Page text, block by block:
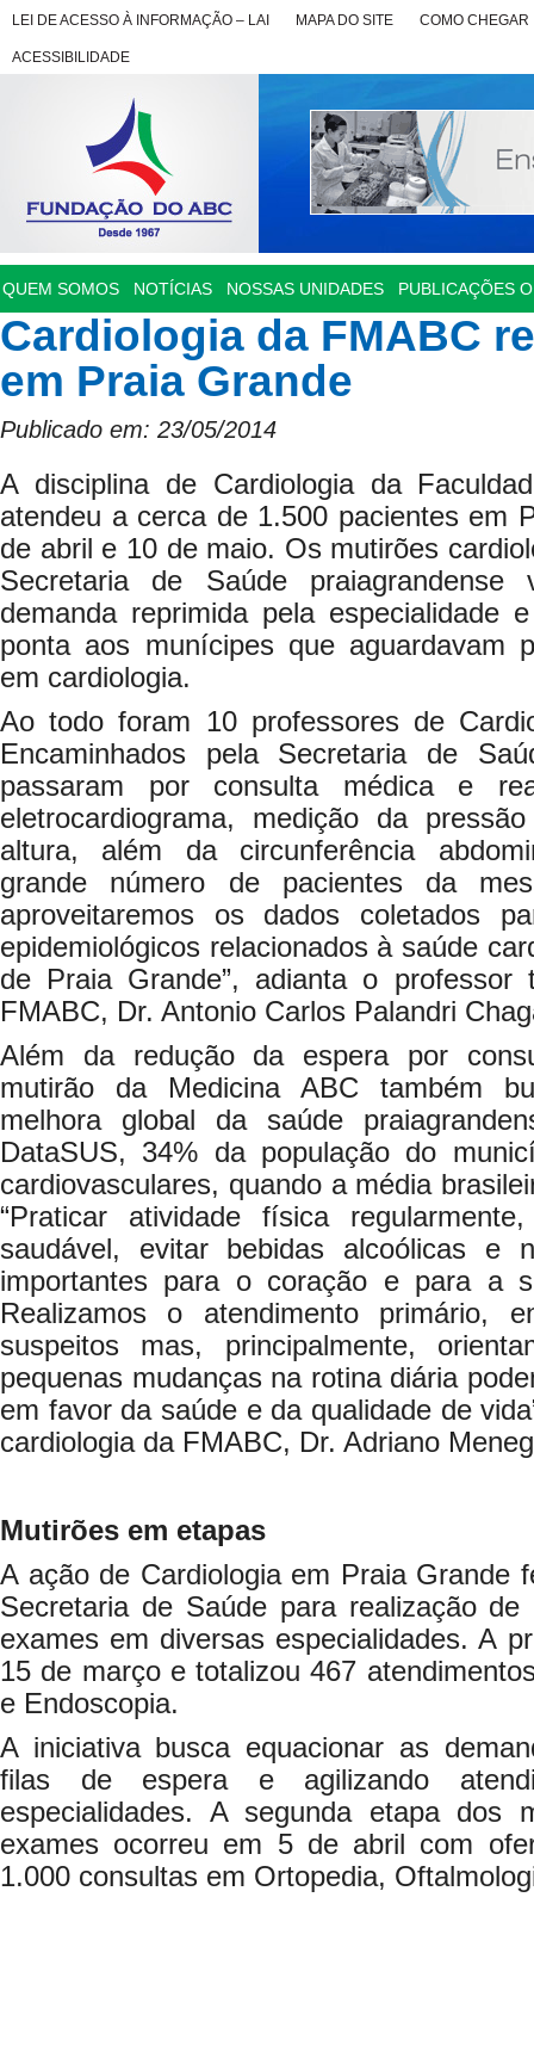
LEI DE ACESSO À INFORMAÇÃO – LAI MAPA DO SITE COMO CHEGAR
ACESSIBILIDADE
QUEM SOMOS NOTÍCIAS NOSSAS UNIDADES PUBLICAÇÕES
Cardiologia da FMABC
em Praia Grande
Publicado em: 23/05/2014
A disciplina de Cardiologia da
atendeu a cerca de 1.500 pacientes em
de abril e 10 de maio. Os mutirões
Secretaria de Saúde
demanda reprimida pela especialidade
ponta aos munícipes que aguardavam
em cardiologia.
Ao todo foram 10 professores de
Encaminhados pela Secretaria de
passaram por consulta médica e
eletrocardiograma, medição da
altura, além da circunferência
grande número de pacientes da
aproveitaremos os dados coletados
epidemiológicos relacionados à saúde
de Praia Grande”, adianta o professor
FMABC, Dr. Antonio Carlos Palandri
Além da redução da espera por
mutirão da Medicina ABC também
melhora global da saúde
DataSUS, 34% da população do
cardiovasculares, quando a média
“Praticar atividade física
saudável, evitar bebidas alcoólicas e
importantes para o coração e para a
Realizamos o atendimento primário,
suspeitos mas, principalmente,
pequenas mudanças na rotina diária
em favor da saúde e da qualidade de
cardiologia da FMABC, Dr. Adriano
Mutirões em etapas
A ação de Cardiologia em Praia Grande
Secretaria de Saúde para realização
exames em diversas especialidades. A
15 de março e totalizou 467
e Endoscopia.
A iniciativa busca equacionar as
filas de espera e agilizando
especialidades. A segunda etapa dos
exames ocorreu em 5 de abril com
1.000 consultas em Ortopedia,